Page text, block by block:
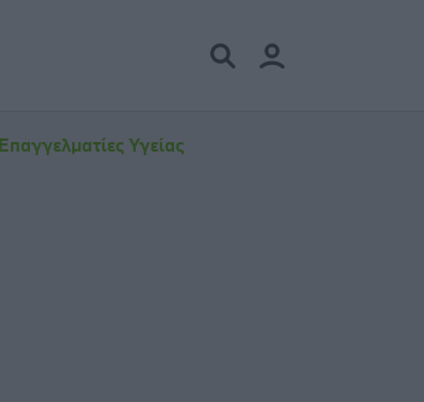
Επαγγελματίες Υγείας